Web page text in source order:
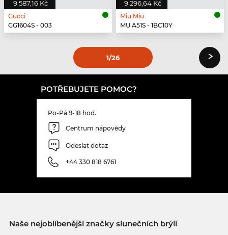
9 587,16 Kč
Gucci
GG1604S - 003
9 296,64 Kč
Miu Miu
MU A51S - 1BC10Y
1/26 ›
POTŘEBUJETE POMOC?
Po-Pá 9-18 hod.
Centrum nápovědy
Odeslat dotaz
+44 330 818 6761
Naše nejoblíbenější značky slunečních brýlí